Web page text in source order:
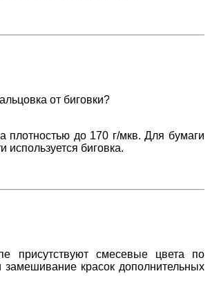
от биговки?
плотностью до 170 г/мкв. Для бумаги
используется биговка.
присутствуют смесевые цвета по
замешивание красок дополнительных